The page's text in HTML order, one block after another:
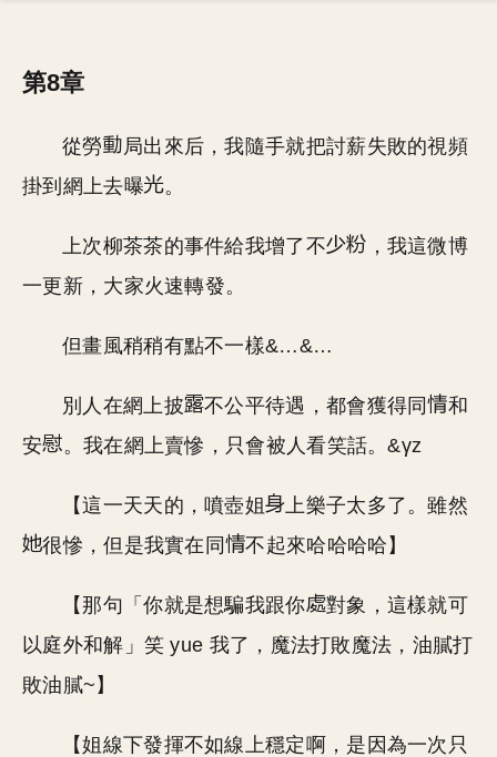
第8章
從勞
局出來后，我隨手就把討薪失敗的視頻
掛到網上去曝
。
上次柳茶茶的事件給我增了不
，我這微博
一更新，大家火速轉發。
但畫風稍稍有點不一樣&…&…
別人在網上披 不公平待遇，都會獲得同
和
安
。我在網上賣慘，只會被人看笑話。&γz
【這一天天的，噴壺姐
上樂子太多了。雖然
很慘，但是我實在同
不起來哈哈哈哈】
【那句「你就是想騙我跟你
對象，這樣就可
以庭外和解」笑 yue 我了，魔法打敗魔法，油膩打
敗油膩~】
【姐線下發揮不如線上穩定啊，是因為一次只